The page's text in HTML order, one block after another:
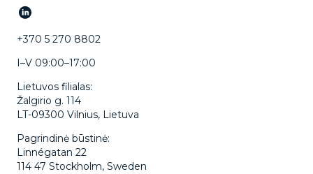
+370 5 270 8802
I–V 09:00–17:00
Lietuvos filialas:
Žalgirio g. 114
LT-09300 Vilnius, Lietuva
Pagrindinė būstinė:
Linnégatan 22
114 47 Stockholm, Sweden